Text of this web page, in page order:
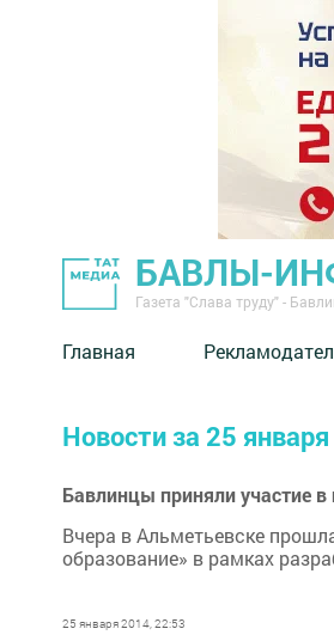
БАВЛЫ-
Газета "Слава труду" -
Главная
Новости за 25
Бавлинцы приняли участие в
Вчера в Альметьевске
образование» в рамках
25 января 2014, 22:53